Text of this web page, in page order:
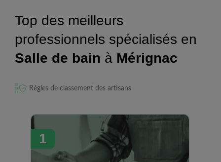
Top des meilleurs
professionnels spécialisés en
Salle de bain à Mérignac
Règles de classement des artisans
1